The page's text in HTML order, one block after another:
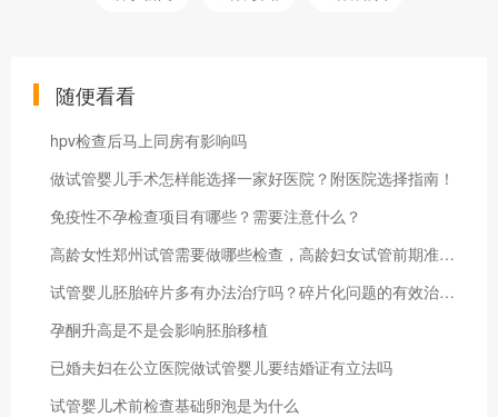
随便看看
hpv检查后马上同房有影响吗
做试管婴儿手术怎样能选择一家好医院？附医院选择指南！
免疫性不孕检查项目有哪些？需要注意什么？
高龄女性郑州试管需要做哪些检查，高龄妇女试管前期准备及必要检查
试管婴儿胚胎碎片多有办法治疗吗？碎片化问题的有效治疗方法探究！
孕酮升高是不是会影响胚胎移植
已婚夫妇在公立医院做试管婴儿要结婚证有立法吗
试管婴儿术前检查基础卵泡是为什么